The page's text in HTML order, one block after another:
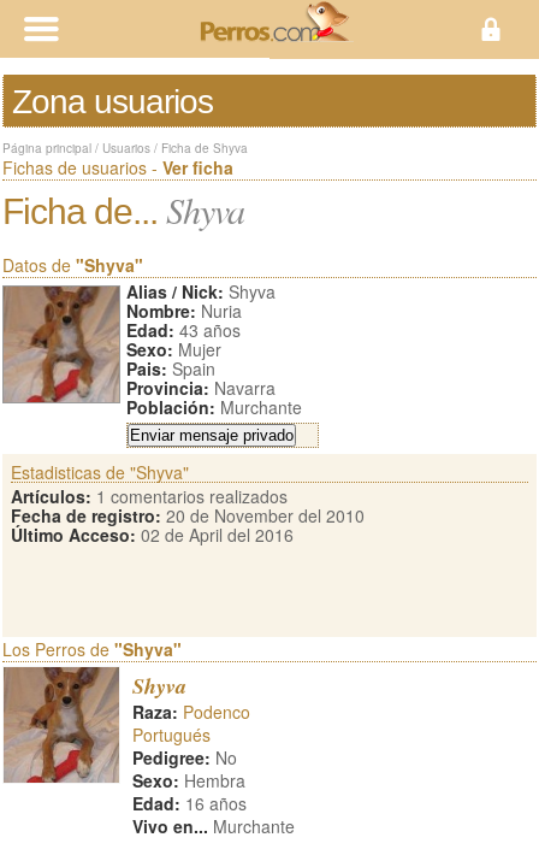
Zona usuarios
Página principal / Usuarios / Ficha de Shyva
Fichas de usuarios - Ver ficha
Ficha de... Shyva
Datos de "Shyva"
Alias / Nick: Shyva
Nombre: Nuria
Edad: 43 años
Sexo: Mujer
Pais: Spain
Provincia: Navarra
Población: Murchante
Estadisticas de "Shyva"
Artículos: 1 comentarios realizados
Fecha de registro: 20 de November del 2010
Último Acceso: 02 de April del 2016
Los Perros de "Shyva"
Shyva
Raza: Podenco
Portugués
Pedigree: No
Sexo: Hembra
Edad: 16 años
Vivo en... Murchante